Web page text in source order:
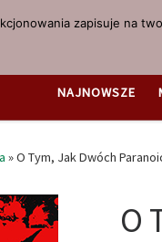
NAJNOWSZE
»O Tym, Jak Dwóch
O
zapisuje na